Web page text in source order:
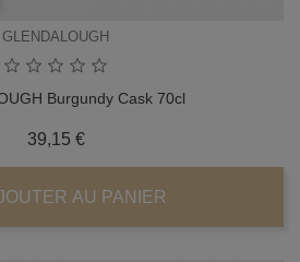
GLENDALOUGH
Burgundy Cask 70cl
39,15 €Prix
AU PANIER